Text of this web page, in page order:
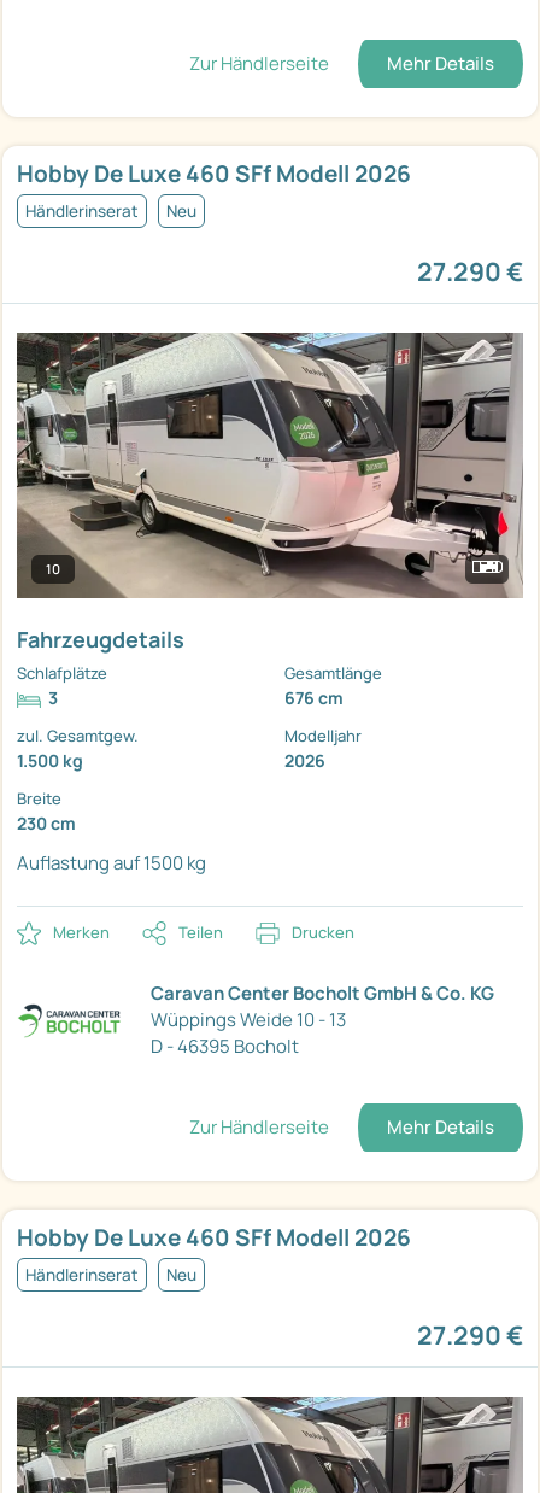
Zur Händlerseite Mehr Details
Hobby De Luxe 460 SFf Modell 2026
Händlerinserat Neu
27.290 €
10
Fahrzeugdetails
Schlafplätze
3
Gesamtlänge
676 cm
zul. Gesamtgew.
1.500 kg
Modelljahr
2026
Breite
230 cm
Auflastung auf 1500 kg
Merken Teilen Drucken
Caravan Center Bocholt GmbH & Co. KG
Wüppings Weide 10 - 13
D - 46395 Bocholt
Zur Händlerseite Mehr Details
Hobby De Luxe 460 SFf Modell 2026
Händlerinserat Neu
27.290 €